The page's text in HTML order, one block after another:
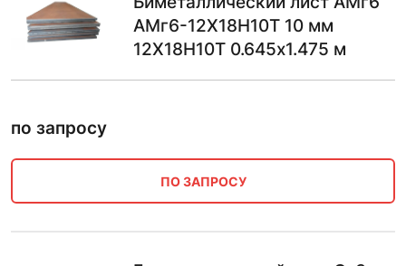
АМг6-12Х18Н10Т 10 мм
12Х18Н10Т 0.645х1.475 м
по запросу
ПО ЗАПРОСУ